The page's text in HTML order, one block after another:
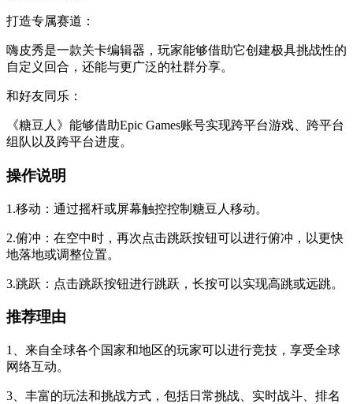
打造专属赛道：
嗨皮秀是一款关卡编辑器，玩家能够借助它创建极具挑战性的
自定义回合，还能与更广泛的社群分享。
和好友同乐：
《糖豆人》能够借助Epic Games账号实现跨平台游戏、跨平台
组队以及跨平台进度。
操作说明
1.移动：通过摇杆或屏幕触控控制糖豆人移动。
2.俯冲：在空中时，再次点击跳跃按钮可以进行俯冲，以更快
地落地或调整位置。
3.跳跃：点击跳跃按钮进行跳跃，长按可以实现高跳或远跳。
推荐理由
1、来自全球各个国家和地区的玩家可以进行竞技，享受全球
网络互动。
3、丰富的玩法和挑战方式，包括日常挑战、实时战斗、排名